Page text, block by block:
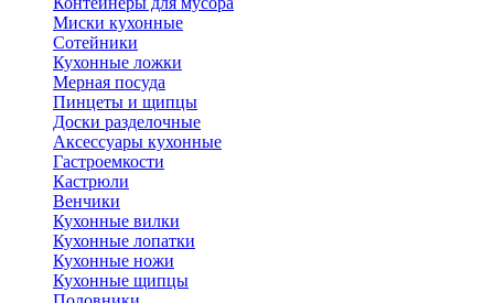
Миски кухонные
Сотейники
Кухонные ложки
Мерная посуда
Пинцеты и щипцы
Доски разделочные
Аксессуары кухонные
Гастроемкости
Кастрюли
Венчики
Кухонные вилки
Кухонные лопатки
Кухонные ножи
Кухонные щипцы